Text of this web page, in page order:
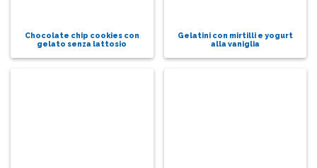
Chocolate chip cookies con
gelato senza lattosio
Gelatini con mirtilli e yogurt
alla vaniglia